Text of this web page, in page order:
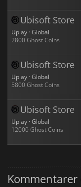
Ubisoft Store
Uplay · Global
2800 Ghost Coins
Ubisoft Store
Uplay · Global
5800 Ghost Coins
Ubisoft Store
Uplay · Global
12000 Ghost Coins
Kommentarer